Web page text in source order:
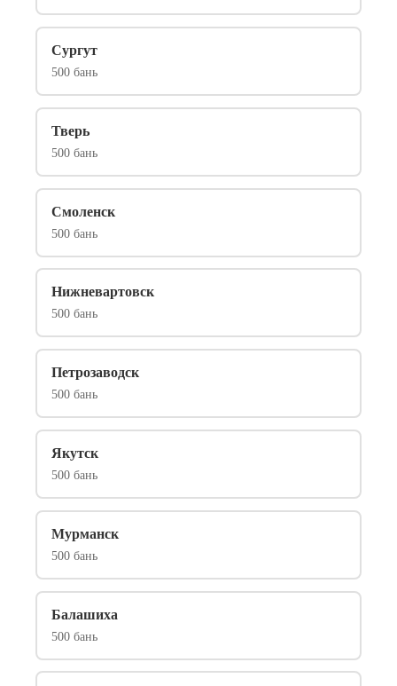
Сургут
500 бань
Тверь
500 бань
Смоленск
500 бань
Нижневартовск
500 бань
Петрозаводск
500 бань
Якутск
500 бань
Мурманск
500 бань
Балашиха
500 бань